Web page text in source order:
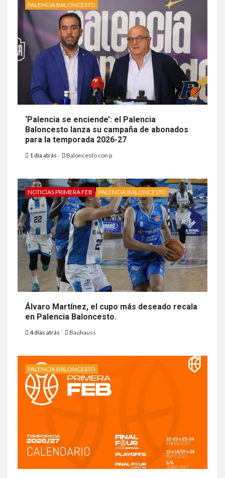
PALENCIA BALONCESTO
‘Palencia se enciende’: el Palencia
Baloncesto lanza su campaña de abonados
para la temporada 2026-27
1 día atrás Baloncesto con p
NOTICIAS PRIMERA FEB PALENCIA BALONCESTO
Álvaro Martínez, el cupo más deseado recala
en Palencia Baloncesto.
4 días atrás Bauhauss
PALENCIA BALONCESTO